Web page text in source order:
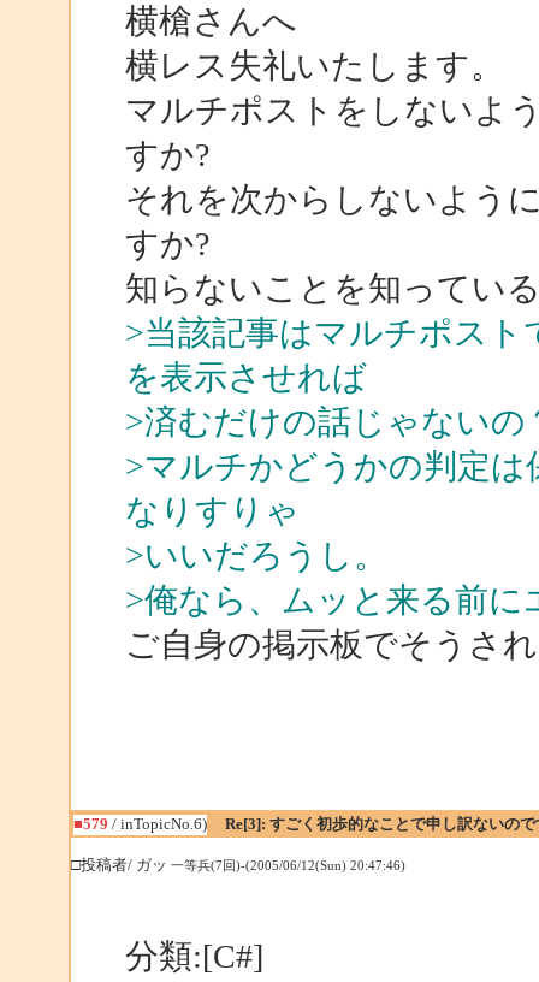
横槍さんへ
横レス失礼いたします。
マルチポストをしないよ
すか?
それを次からしないよう
すか?
知らないことを知ってい
>当該記事はマルチポス
を表示させれば
>済むだけの話じゃないの
>マルチかどうかの判定
なりすりゃ
>いいだろうし。
>俺なら、ムッと来る前
ご自身の掲示板でそうさ
■579 / inTopicNo.6) Re[3]: すごく初歩的なことで申し訳ないの
□投稿者/ ガッ 一等兵(7回)-(2005/06/12(Sun) 20:47:46)
分類:[C#]